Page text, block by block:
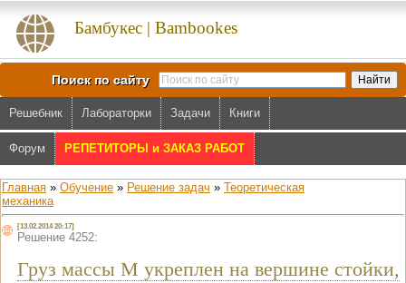
Бамбукес | Bambookes
Поиск по сайту
Решебник Лабораторки Задачи Книги
Форум РЕПЕТИТОРЫ и ЗАКАЗ РАБОТ
Главная » Обучение » Решение задач » Теоретическая
механика
[13.02.2014 20:17]
Решение 4252:
Груз массы М укреплен на вершине стойки,